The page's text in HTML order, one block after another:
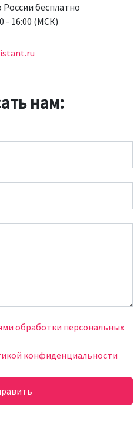
бесплатно
- 16:00 (МСК)
нам:
обработки персональных
конфиденциальности